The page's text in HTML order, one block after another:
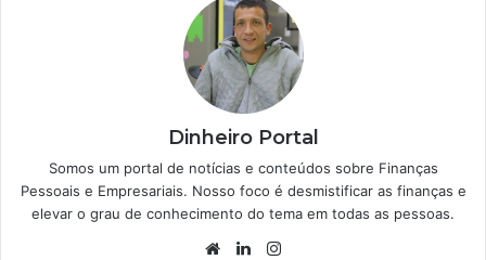
Dinheiro Portal
Somos um portal de notícias e conteúdos sobre Finanças
Pessoais e Empresariais. Nosso foco é desmistificar as finanças e
elevar o grau de conhecimento do tema em todas as pessoas.
WebsiteLinkedin